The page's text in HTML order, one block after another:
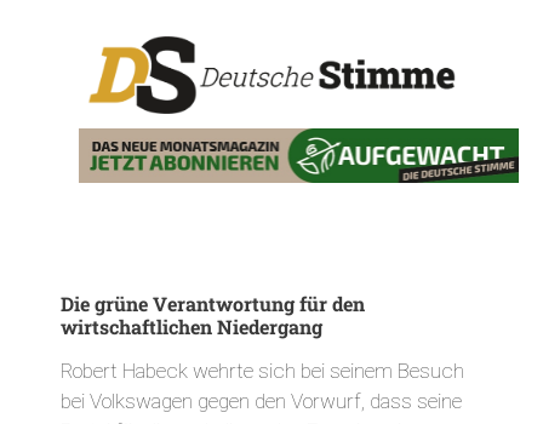
Die grüne Verantwortung für den
wirtschaftlichen Niedergang
Robert Habeck wehrte sich bei seinem Besuch
bei Volkswagen gegen den Vorwurf, dass seine